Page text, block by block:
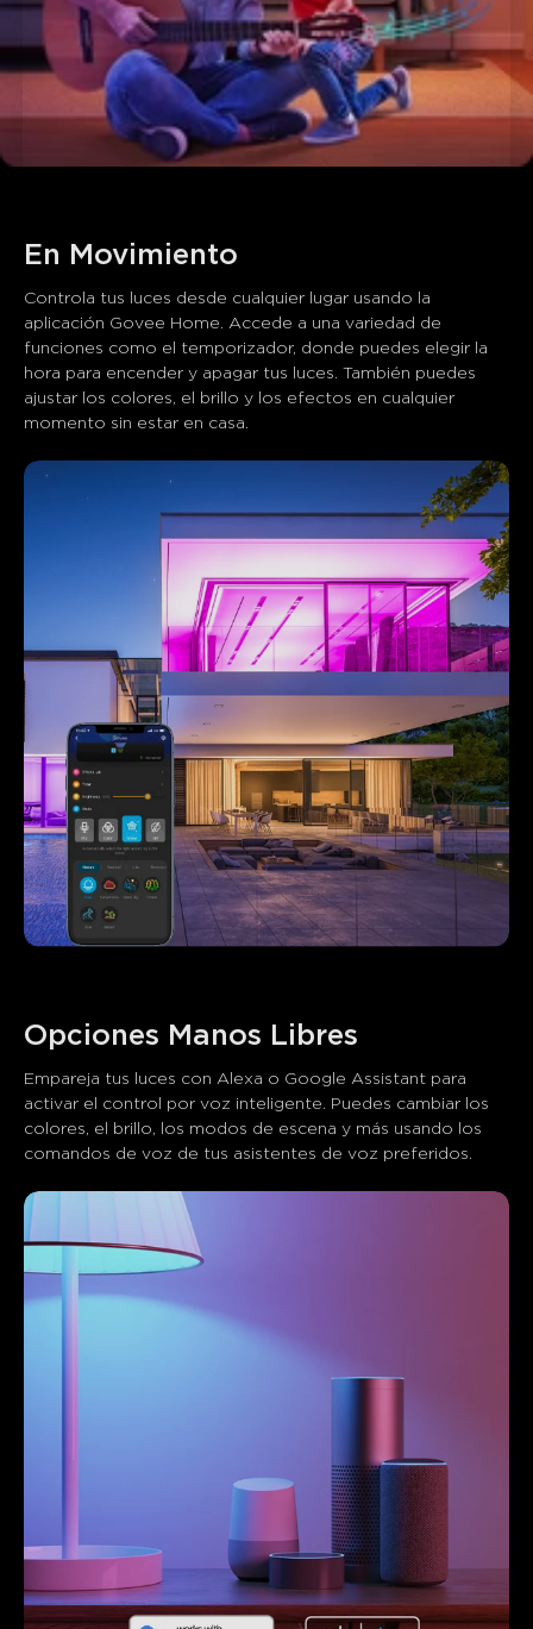
En Movimiento
Controla tus luces desde cualquier lugar usando la
aplicación Govee Home. Accede a una variedad de
funciones como el temporizador, donde puedes elegir la
hora para encender y apagar tus luces. También puedes
ajustar los colores, el brillo y los efectos en cualquier
momento sin estar en casa.
Opciones Manos Libres
Empareja tus luces con Alexa o Google Assistant para
activar el control por voz inteligente. Puedes cambiar los
colores, el brillo, los modos de escena y más usando los
comandos de voz de tus asistentes de voz preferidos.
Brightness and color quality App
0 0 0
Generado por IA a partir del texto de las reseñas de los